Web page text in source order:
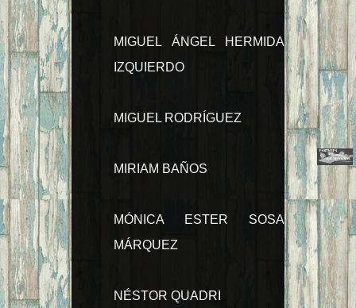
MIGUEL ÁNGEL HERMIDA
IZQUIERDO
MIGUEL RODRÍGUEZ
MIRIAM BAÑOS
MÓNICA ESTER SOSA
MÁRQUEZ
NÉSTOR QUADRI